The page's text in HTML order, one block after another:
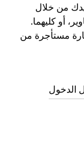
من خلال
أو كليهما.
مستأجرة من
الدخول